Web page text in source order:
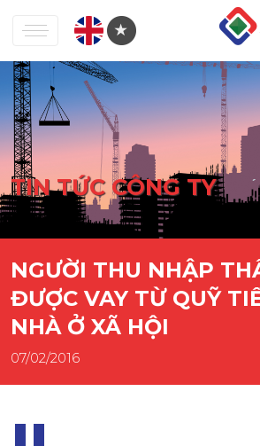
TIN TỨC CÔNG TY
NGƯỜI THU NHẬP
ĐƯỢC VAY TỪ QUỸ
NHÀ Ở XÃ HỘI
07/02/2016